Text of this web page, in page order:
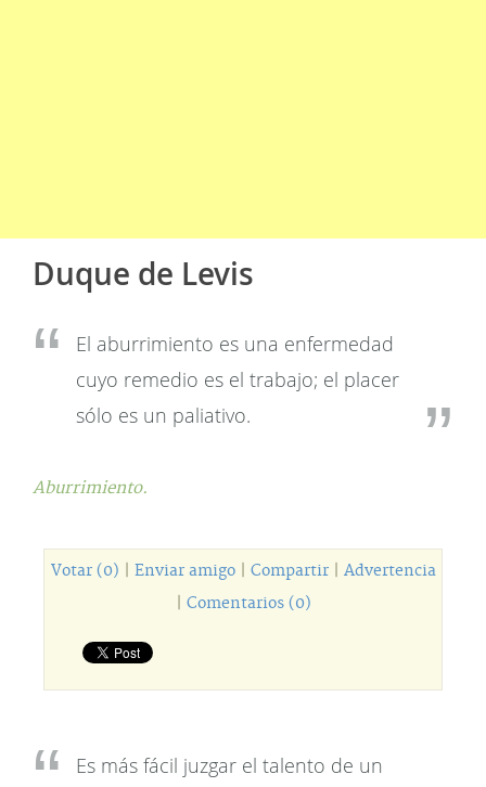
Duque de Levis
El aburrimiento es una enfermedad
cuyo remedio es el trabajo; el placer
sólo es un paliativo.
Aburrimiento.
Votar (0) Enviar amigo| Compartir| Advertencia
Comentarios (0)
Es más fácil juzgar el talento de un